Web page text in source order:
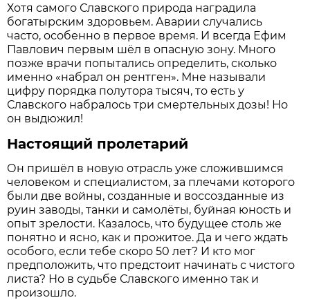
Хотя самого Славского природа наградила
богатырским здоровьем. Аварии случались
часто, особенно в первое время. И всегда Ефим
Павлович первым шёл в опасную зону. Много
позже врачи попытались определить, сколько
именно «набрал он рентген». Мне называли
цифру порядка полутора тысяч, то есть у
Славского набралось три смертельных дозы! Но
он выдюжил!
Настоящий пролетарий
Он пришёл в новую отрасль уже сложившимся
человеком и специалистом, за плечами которого
были две войны, созданные и воссозданные из
руин заводы, танки и самолёты, буйная юность и
опыт зрелости. Казалось, что будущее столь же
понятно и ясно, как и прожитое. Да и чего ждать
особого, если тебе скоро 50 лет? И кто мог
предположить, что предстоит начинать с чистого
листа? Но в судьбе Славского именно так и
произошло.